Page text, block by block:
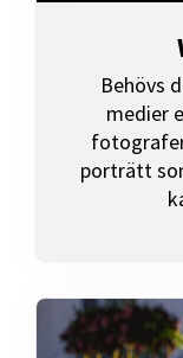
Behövs
medier
porträtt